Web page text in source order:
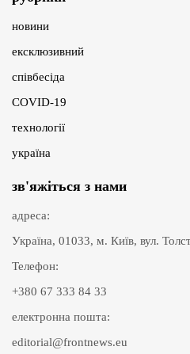
новини
ексклюзивний
співбесіда
COVID-19
технології
україна
зв'яжіться з нами
адреса:
Україна, 01033, м. Київ, вул.
Телефон:
+380 67 333 84 33
електронна пошта:
editorial@frontnews.eu